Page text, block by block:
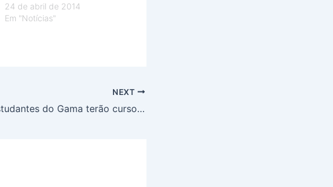
24 de abril de 2014
Em "Notícias"
NEXT
Estudantes do Gama terão curso de Direito